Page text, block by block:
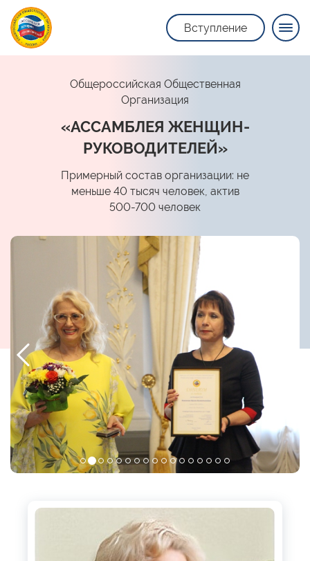
Вступление
Общероссийская Общественная
Организация
«АССАМБЛЕЯ ЖЕНЩИН-
РУКОВОДИТЕЛЕЙ»
Примерный состав организации: не
меньше 40 тысяч человек, актив
500-700 человек